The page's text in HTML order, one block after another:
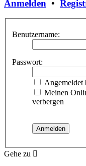
Anmelden •
Benutzername:
Passwort:
Angemeldet
Meinen
verbergen
Gehe zu